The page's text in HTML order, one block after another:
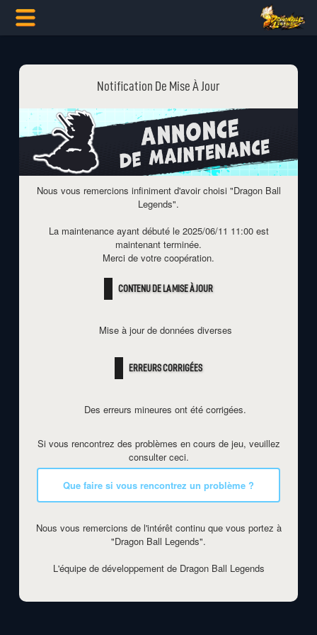
Notification De Mise À Jour
Nous vous remercions infiniment d'avoir choisi "Dragon Ball
Legends".
La maintenance ayant débuté le 2025/06/11 11:00est
maintenant terminée.
Merci de votre coopération.
CONTENU DE LA MISE À JOUR
Mise à jour de données diverses
ERREURS CORRIGÉES
Des erreurs mineures ont été corrigées.
Si vous rencontrez des problèmes en cours de jeu, veuillez
consulter ceci.
Que faire si vous rencontrez un problème ?
Nous vous remercions de l'intérêt continu que vous portez à
"Dragon Ball Legends".
L'équipe de développement de Dragon Ball Legends